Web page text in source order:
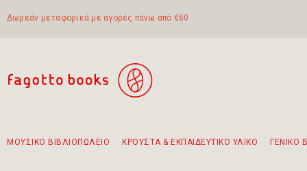
Δωρεάν μεταφορικά με αγορές πάνω από €60
ΜΟΥΣΙΚΟ ΒΙΒΛΙΟΠΩΛΕΙΟ ΚΡΟΥΣΤΑ & ΕΚΠΑΙΔΕΥΤΙΚΟ ΥΛΙΚΟ ΓΕΝΙΚΟ